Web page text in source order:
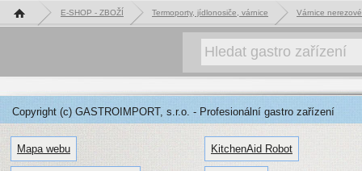
Hlavní stránka E-SHOP - ZBOŽÍ Termoporty, jídlonosiče, várnice Várnice nerezové
Copyright (c) GASTROIMPORT, s.r.o. - Profesionální gastro zařízení
Mapa webu KitchenAid Robot